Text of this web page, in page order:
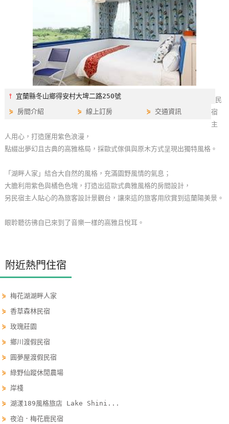
紅
帶
玩
樂
顧
客
服
顧
滿
意
度
⫯ 宜蘭縣冬山鄉得安村大埤二路250號
⋟ 房間介紹 ⋟線上訂房 ⋟ 交通資訊
民
宿
主
人用心，打造運用紫色浪漫，
點綴出夢幻且古典的高雅格局，採歐式傢俱與原木方式呈現出獨特風格。
「湖畔人家」結合大自然的風格，充滿園野風情的氣息；
大膽利用紫色與橘色色塊，打造出這歐式典雅風格的房間設計，
另民宿主人貼心的為旅客設計景觀台，讓來這的旅客用欣賞到這蘭陽美景。
眼聆聽彷彿自已來到了音樂一樣的高雅且悅耳。
附近熱門住宿
⋟梅花湖湖畔人家
⋟香草森林民宿
⋟玫瑰莊園
⋟鄉川渡假民宿
⋟
圓夢屋渡假民宿
⋟綠野仙蹤休閒農場
⋟ 岸棧
⋟湖漾189風格旅店 Lake Shini...
⋟夜泊．梅花鹿民宿